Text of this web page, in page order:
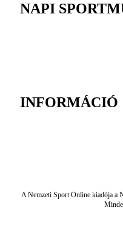
NAPI
INFORMÁCIÓ
A Nemzeti Sport Online kiadója